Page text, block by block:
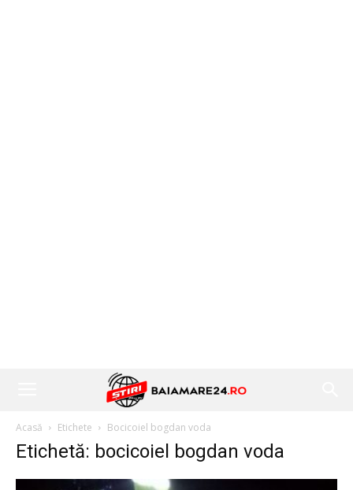
Acasă Etichete Bocicoiel bogdan voda
Etichetă: bocicoiel bogdan voda